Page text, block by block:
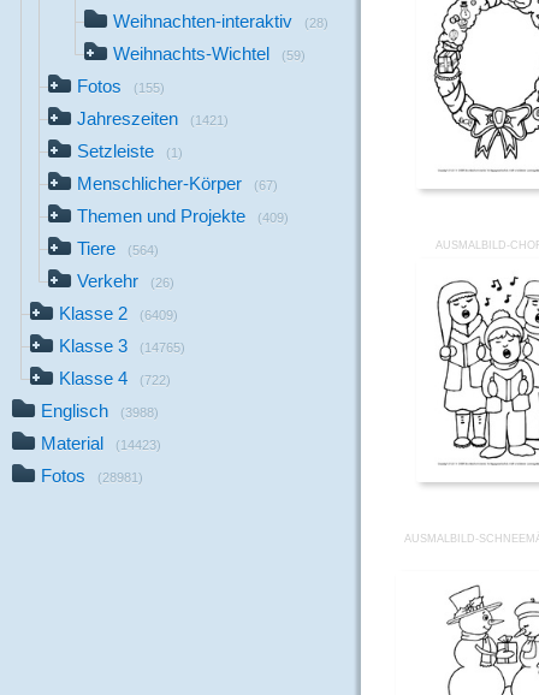
Weihnachten-interaktiv (28)
Weihnachts-Wichtel (59)
Fotos (155)
Jahreszeiten (1421)
Setzleiste (1)
Menschlicher-Körper (67)
Themen und Projekte (409)
Tiere (564)
Verkehr (26)
Klasse 2 (6409)
Klasse 3 (14765)
Klasse 4 (722)
Englisch (3988)
Material (14423)
Fotos (28981)
AUSMALBILD-
AUSMALBILD-